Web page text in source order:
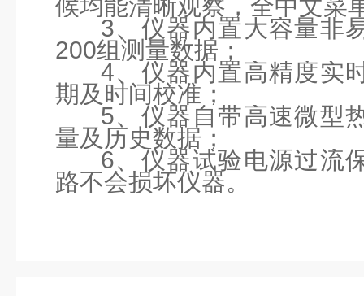
候均能清晰观察，全中文菜
3、仪器内置大容量非
200组测量数据；
4、仪器内置高精度实
期及时间校准；
5、仪器自带高速微型
量及历史数据；
6、仪器试验电源过流
路不会损坏仪器。